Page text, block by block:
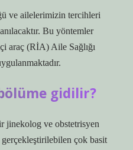
ve ailelerimizin tercihleri
Bu yöntemler
araç (RİA) Aile Sağlığı
gidilir?
jinekolog ve obstetrisyen
çok basit